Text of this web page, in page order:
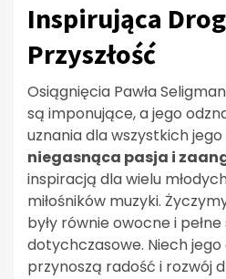
Inspirująca
Przyszłość
Osiągnięcia Pawła
są imponujące, a jego
uznania dla wszystkich jego
niegasnąca pasja i
inspiracją dla wielu
miłośników muzyki.
były równie owocne i
dotychczasowe. Niech jego
przynoszą radość i rozwój